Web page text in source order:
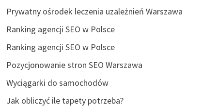
Prywatny ośrodek leczenia uzależnień Warszawa
Ranking agencji SEO w Polsce
Ranking agencji SEO w Polsce
Pozycjonowanie stron SEO Warszawa
Wyciągarki do samochodów
Jak obliczyć ile tapety potrzeba?